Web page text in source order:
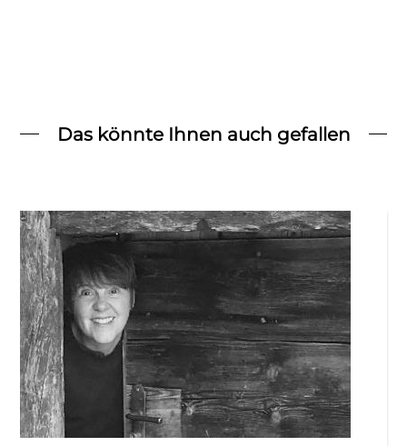
Das könnte Ihnen auch gefallen